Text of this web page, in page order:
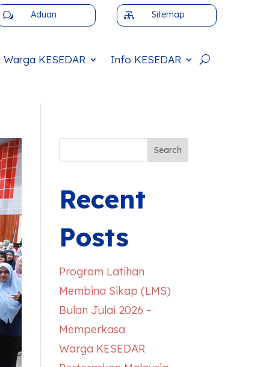
w Aduan  Sitemap
Warga KESEDAR Info KESEDAR
Search
Recent
Posts
Program Latihan
Membina Sikap (LMS)
Bulan Julai 2026 –
Memperkasa
Warga KESEDAR